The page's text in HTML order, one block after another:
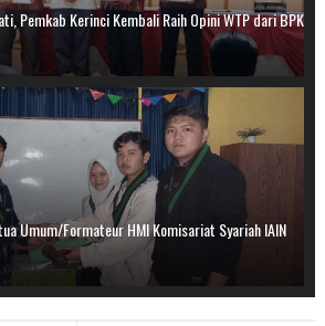
Pemkab Kerinci Kembali Raih Opini WTP dari BPK
Umum/Formateur HMI Komisariat Syariah IAIN